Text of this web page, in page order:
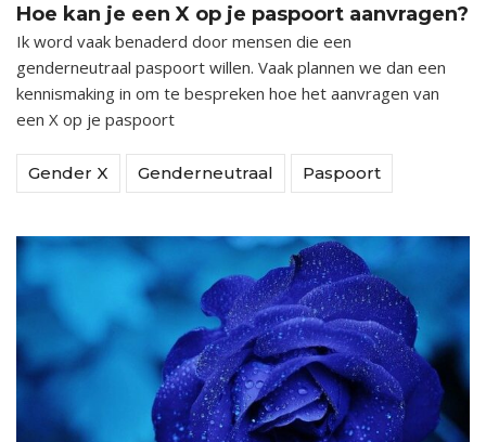
Hoe kan je een X op je paspoort aanvragen?
Ik word vaak benaderd door mensen die een
genderneutraal paspoort willen. Vaak plannen we dan een
kennismaking in om te bespreken hoe het aanvragen van
een X op je paspoort
Gender X Genderneutraal Paspoort